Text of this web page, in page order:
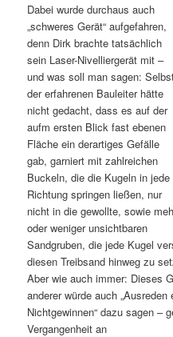
Dabei wurde durchaus auch
„schweres Gerät“ aufgefahren,
denn Dirk brachte tatsächlich
sein Laser-Nivelliergerät mit –
und was soll man sagen:
der erfahrenen Bauleiter hätte
nicht gedacht, dass es auf der
aufm ersten Blick fast ebenen
Fläche ein derartiges Gefälle
gab, garniert mit zahlreichen
Buckeln, die die Kugeln in jede
Richtung springen ließen, nur
nicht in die gewollte, sowie
oder weniger unsichtbaren
Sandgruben, die jede Kugel
diesen Treibsand hinweg zu
Aber wie auch immer: Dieses
anderer würde auch „Ausreden
Nichtgewinnen“ dazu sagen –
Vergangenheit an